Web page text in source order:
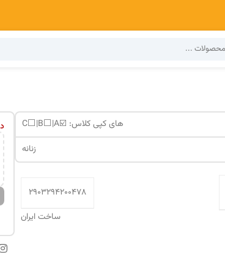
های کپی کلاس: ☑️C⬜️|B⬜️|A
زنانه
2903294200478
ساخت ایران